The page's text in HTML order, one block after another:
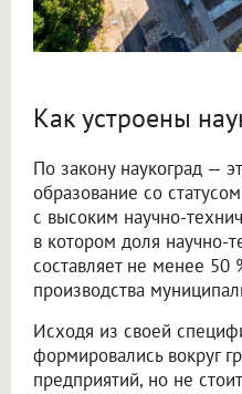
Как устроены
По закону наукоград —
образование со
с высоким научно-
в котором доля научно-
составляет не менее 50
производства
Исходя из своей
формировались вокруг
предприятий, но не